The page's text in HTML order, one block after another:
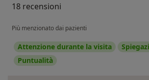
18 recensioni
Più menzionato dai pazienti
Attenzione durante la visita
Puntualità